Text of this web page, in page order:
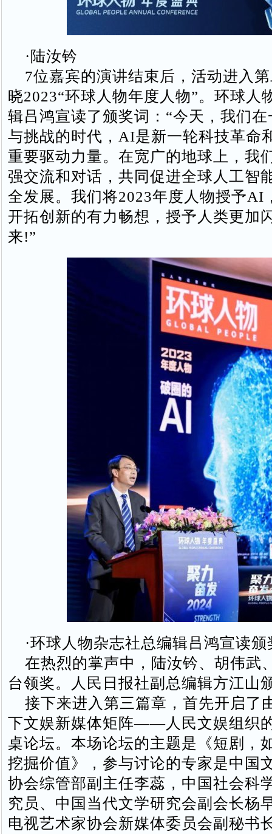
·陆汝钤
7位嘉宾的演讲结束后，活动进入
晓2023“环球人物年度人物”。环球人
辑吕鸿宣读了颁奖词：“今天，我们
与挑战的时代，AI是新一轮科技革命
重要驱动力量。在宽广的地球上，我
强交流和对话，共同促进全球人工智
全发展。我们将2023年度人物授予AI
开拓创新的有力畅想，授予人类更加
来!”
·环球人物杂志社总编辑吕鸿宣读颁
在热烈的掌声中，陆汝钤、胡伟武
台领奖。人民日报社副总编辑方江山
接下来进入第三篇章，首先开启了
下文娱新媒体矩阵——人民文娱组织
桌论坛。本场论坛的主题是《短剧，
挖掘价值》，参与讨论的专家是中国
协会综管部副主任李蕊，中国社会科
究员、中国当代文学研究会副会长杨
电视艺术家协会新媒体委员会副秘书